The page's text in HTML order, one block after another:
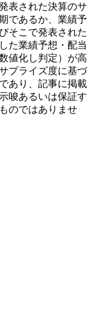
表された決算のサ
であるか、業績予
そこで発表された
た業績予想・配当
値化し判定）が高
プライズ度に基づ
あり、記事に掲載
唆あるいは保証す
のではありませ